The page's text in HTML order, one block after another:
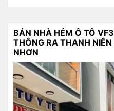
BÁN NHÀ HẺM Ô TÔ
THÔNG RA THANH
NHƠN